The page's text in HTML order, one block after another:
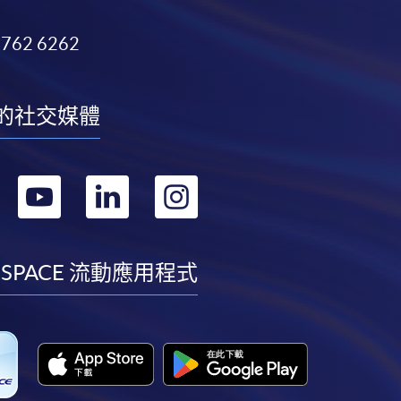
6262
社交媒體
轉
youtube
轉
linkedin
轉
instagram
流動應用程式